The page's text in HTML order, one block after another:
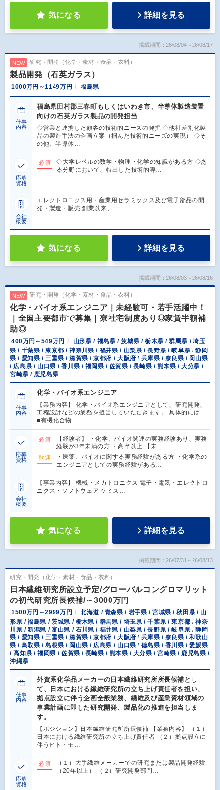
気になる 詳細を見る
掲載期間：26/08/04～26/08/17
NEW 研究・開発（化学・素材・食品・衣料）
製品開発（石英ガラス）
1000万円～1149万円 福島県
仕事
内容
福島県田村郡三春町もしくはいわき市、半導体製造装置
向けの石英ガラス製品の開発担当
◇営業と連携した顧客の技術的ニーズの発掘 ◇他社差別化製
品の製造手法の企画立案（掴んだ技術的ニーズの実現） ◇そ
の他、半導体…
応募
資格
必須
◇大学レベルの数学・物理・化学の知識がある方 ◇あ
る分野において、特出した技術的専…
会社
概要
エレクトロニクス用・産業用セラミックス及び電子部品の開
発・製造・販売 創業以来、一…
気になる 詳細を見る
掲載期間：26/08/03～26/08/16
NEW 研究・開発（化学・素材・食品・衣料）
化学・バイオ系エンジニア｜未経験可・若手活躍中！
｜全国主要都市で募集｜寮社宅制度あり◎家賃半額補
助◎
400万円～549万円
山形県 / 福島県 / 茨城県 / 栃木県 / 群馬県 / 埼玉
県 / 千葉県 / 東京都 / 神奈川県 / 福井県 / 山梨県 / 長野県 / 岐阜県 / 静岡
県 / 愛知県 / 三重県 / 滋賀県 / 京都府 / 大阪府 / 兵庫県 / 奈良県 / 岡山県
/ 広島県 / 山口県 / 香川県 / 福岡県 / 佐賀県 / 長崎県 / 熊本県 / 大分県 /
宮崎県 / 鹿児島県
仕事
内容
化学・バイオ系エンジニア
【業務内容】 化学・バイオ系エンジニアとして、研究開発、
工程設計などの業務を担当していただきます。 具体的には…
■有機化合物…
応募
資格
必須
【経験者】 ・化学、バイオ関連の実務経験あり、実務
経験が3年未満の方 ・高卒以上 【未…
歓迎
・医薬、バイオに関する実務経験がある方 ・化学系の
エンジニアとしての実務経験がある…
会社
概要
【事業内容】 機械・メカトロニクス 電子・電気・エレクトロ
ニクス・ソフトウェア ケミス…
気になる 詳細を見る
掲載期間：26/07/31～26/08/13
研究・開発（化学・素材・食品・衣料）
日本繊維研究所設立予定/グローバルコングロマリット
の初代研究所長候補/～3000万円
1500万円～2999万円
北海道 / 青森県 / 岩手県 / 宮城県 / 秋田県 / 山
形県 / 福島県 / 茨城県 / 栃木県 / 群馬県 / 埼玉県 / 千葉県 / 東京都 / 神奈
川県 / 新潟県 / 富山県 / 石川県 / 福井県 / 山梨県 / 長野県 / 岐阜県 / 静岡
県 / 愛知県 / 三重県 / 滋賀県 / 京都府 / 大阪府 / 兵庫県 / 奈良県 / 和歌山
県 / 鳥取県 / 島根県 / 岡山県 / 広島県 / 山口県 / 徳島県 / 香川県 / 愛媛県
/ 高知県 / 福岡県 / 佐賀県 / 長崎県 / 熊本県 / 大分県 / 宮崎県 / 鹿児島県 /
沖縄県
仕事
内容
外資系化学品メーカーの日本繊維研究所所長候補とし
て、日本における繊維研究所の立ち上げ責任者を担い、
拠点設立に伴う企画全般業務、繊維及び産業資材領域の
事業計画に即した研究開発、製品化の推進を担当しま
す。
【ポジション】日本繊維研究所所長候補 【業務内容】 （１）
日本における繊維研究所の立ち上げ責任者 （２）拠点設立に
伴うヒト・モ…
応募
資格
必須
（１）大手繊維メーカーでの研究または製品開発経験
（20年以上） （２）研究開発部門…